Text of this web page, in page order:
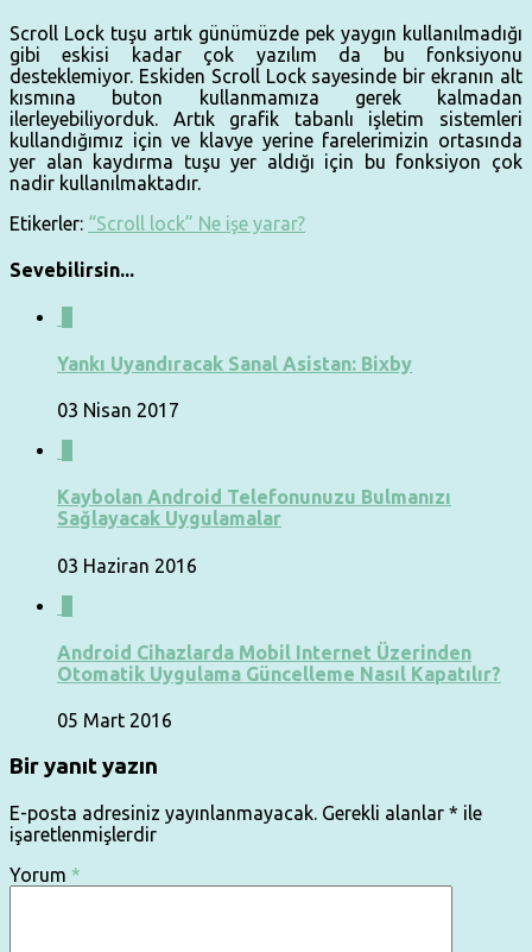
Scroll Lock tuşu artık günümüzde pek yaygın kullanılmadığı
gibi eskisi kadar çok yazılım da bu fonksiyonu
desteklemiyor. Eskiden Scroll Lock sayesinde bir ekranın alt
kısmına buton kullanmamıza gerek kalmadan
ilerleyebiliyorduk. Artık grafik tabanlı işletim sistemleri
kullandığımız için ve klavye yerine farelerimizin ortasında
yer alan kaydırma tuşu yer aldığı için bu fonksiyon çok
nadir kullanılmaktadır.
Etikerler: “Scroll lock” Ne işe yarar?
Sevebilirsin...
Yankı Uyandıracak Sanal Asistan: Bixby
03 Nisan 2017
Kaybolan Android Telefonunuzu Bulmanızı
Sağlayacak Uygulamalar
03 Haziran 2016
Android Cihazlarda Mobil Internet Üzerinden
Otomatik Uygulama Güncelleme Nasıl Kapatılır?
05 Mart 2016
Bir yanıt yazın
E-posta adresiniz yayınlanmayacak. Gerekli alanlar * ile
işaretlenmişlerdir
Yorum *